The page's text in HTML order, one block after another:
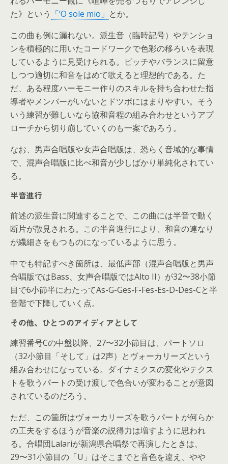
た》という 「’O sole mio」 とか。
この曲も例に漏れない。派生音（臨時記号）やテンショ
ンを積極的に用いたコードワークで色彩の移ろいを表現
しているように見受けられる。ピッチやバランスに留意
しつつ適切に和音をはめて歌えると理想的である。た
だ、ある程度ハーモニー作りのスキルを持ち合わせた指
導者やメンバーがいないとドツボにはまりやすい。そう
いう練習が難しいなら協和音程の組み合わせというアプ
ローチから切り崩していくのも一案であろう。
なお、男声合唱版や女声合唱版は、恐らく音域的な事情
で、混声合唱版に比べ和音が少しばかり単純化されてい
る。
半音進行
前述の派生音に関連することで、この曲には半音で動く
断片が散見される。この半音進行により、和音の連なり
が繊細さをもつものになっているように思う。
中でも特記すべき箇所は、最低声部（混声合唱版と男声
合唱版ではBass、女声合唱版ではAlto II）が32〜38小節
目で6小節半にわたってAs-G-Ges-F-Fes-Es-D-Des-Cと半
音階で下降していく点。
その他、ひとつのアイディアとして
練習番号Cの中盤以降、27〜32小節目は、パートソロ
（32小節目「そして」は2声）とヴォーカリーズという
組み合わせになっている。ダイナミクスの変化やテクス
トを歌うパートの受け渡しで色合いが変わることが意図
されているのだろう。
ただ、この箇所はヴォーカリーズを歌うパートが何らか
の工夫をするほうが音楽の説得力は増すように思われ
る。合唱団Lalariが新潟県合唱祭で再演したときは、
29〜31小節目の「U」はそこまでと音色を違え、やや